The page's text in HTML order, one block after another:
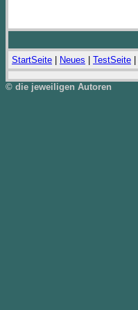
StartSeite Neues TestSeite
© die jeweiligen Autoren